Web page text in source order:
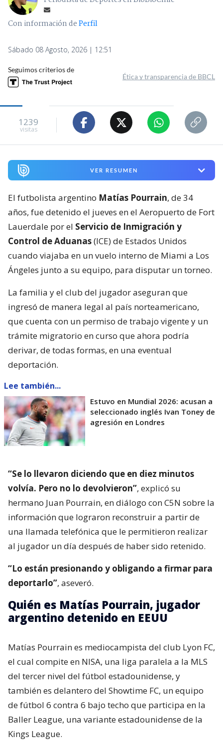
Con información dePerfil
Sábado 08 Agosto, 2026 | 12:51
Seguimos criterios de
Ética y transparencia de BBCL
1239
visitas
VER RESUMEN
El futbolista argentino Matías Pourrain, de 34
años, fue detenido el jueves en el Aeropuerto de Fort
Lauerdale por el Servicio de Inmigración y
Control de Aduanas(ICE) de Estados Unidos
cuando viajaba en un vuelo interno de Miami a Los
Ángeles junto a su equipo, para disputar un torneo.
La familia y el club del jugador aseguran que
ingresó de manera legal al país norteamericano,
que cuenta con un permiso de trabajo vigente y un
trámite migratorio en curso que ahora podría
derivar, de todas formas, en una eventual
deportación.
Lee también...
Estuvo en Mundial 2026: acusan a
seleccionado inglés Ivan Toney de
agresión en Londres
“Se lo llevaron diciendo que en diez minutos
volvía. Pero no lo devolvieron”, explicó su
hermano Juan Pourrain, en diálogo con C5N sobre la
información que lograron reconstruir a partir de
una llamada telefónica que le permitieron realizar
al jugador un día después de haber sido retenido.
“Lo están presionando y obligando a firmar para
deportarlo”, aseveró.
Quién es Matías Pourrain, jugador
argentino detenido en EEUU
Matías Pourrain es mediocampista del club Lyon FC,
el cual compite en NISA, una liga paralela a la MLS
del tercer nivel del fútbol estadounidense, y
también es delantero del Showtime FC, un equipo
de fútbol 6 contra 6 bajo techo que participa en la
Baller League, una variante estadounidense de la
Kings League.